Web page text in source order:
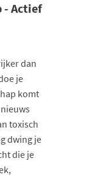
- Actief
dan
je
komt
toxisch
dwing je
die je